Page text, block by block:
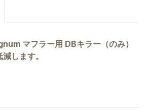
マフラー用 DBキラー（のみ）
します。